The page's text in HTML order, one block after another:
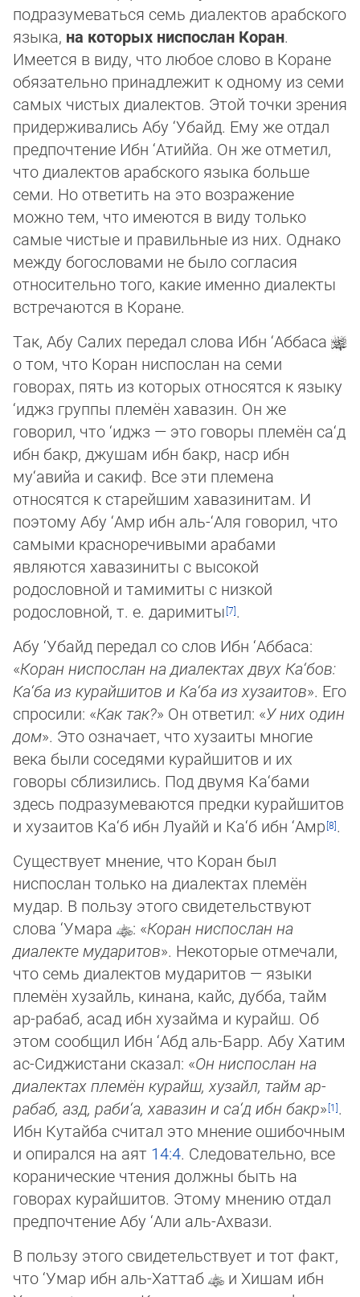
подразумеваться семь диалектов арабского
языка, на которых ниспослан Коран.
Имеется в виду, что любое слово в Коране
обязательно принадлежит к одному из семи
самых чистых диалектов. Этой точки зрения
придерживались Абу ‘Убайд. Ему же отдал
предпочтение Ибн ‘Атиййа. Он же отметил,
что диалектов арабского языка больше
семи. Но ответить на это возражение
можно тем, что имеются в виду только
самые чистые и правильные из них. Однако
между богословами не было согласия
относительно того, какие именно диалекты
встречаются в Коране.
Так, Абу Салих передал слова Ибн ‘Аббаса
о том, что Коран ниспослан на семи
говорах, пять из которых относятся к языку
‘иджз группы племён хавазин. Он же
говорил, что ‘иджз — это говоры племён са‘д
ибн бакр, джушам ибн бакр, наср ибн
му‘авийа и сакиф. Все эти племена
относятся к старейшим хавазинитам. И
поэтому Абу ‘Амр ибн аль-‘Аля говорил, что
самыми красноречивыми арабами
являются хавазиниты с высокой
родословной и тамимиты с низкой
родословной, т. е. даримиты
.
Абу ‘Убайд передал со слов Ибн ‘Аббаса:
«Коран ниспослан на диалектах двух Ка‘бов:
Ка‘ба из курайшитов и Ка‘ба из ху­за­итов». Его
спросили: «Как так?» Он ответил: «У них один
дом». Это означает, что хузаиты многие
века были соседями ку­рай­шитов и их
говоры сблизились. Под двумя Ка‘бами
здесь подразумеваются предки курайшитов
и хузаитов Ка‘б ибн Лу­айй и Ка‘б ибн ‘Амр
.
Существует мнение, что Коран был
ниспослан только на диалектах племён
мудар. В пользу этого свидетельствуют
слова ‘Умара
: «Коран ниспослан на
диалекте мударитов». Некоторые отмечали,
что семь диалектов мударитов — языки
племён хузайль, кинана, кайс, дубба, тайм
ар-рабаб, асад ибн хузайма и курайш. Об
этом сообщил Ибн ‘Абд аль-Барр. Абу Хатим
ас-Сиджистани сказал: «Он ниспослан на
диалектах племён курайш, хузайл, тайм ар-
рабаб, азд, раби‘а, хавазин и са‘д ибн бакр»
.
Ибн Кутайба считал это мнение ошибочным
и опирался на аят 14:4. Следовательно, все
коранические чтения должны быть на
говорах курайшитов. Этому мнению отдал
предпочтение Абу ‘Али аль-Ахвази.
В пользу этого свидетельствует и тот факт,
что ‘Умар ибн аль-Хаттаб
и Хишам ибн